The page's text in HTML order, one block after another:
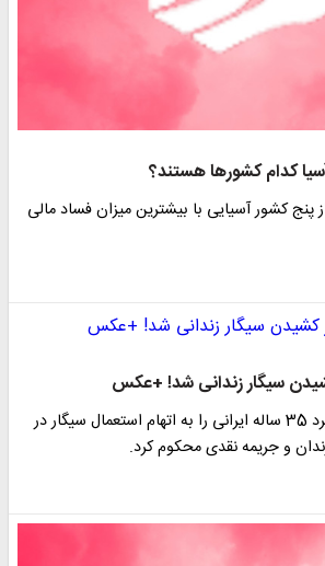
کدام کشورها هستند؟
پنج کشور آسیایی با بیشترین میزان فساد مالی
سیگار زندانی شد! +عکس
دادگاهی در مالزی یک مرد 35 ساله ایرانی را به اتهام استعمال سیگار در
و جریمه نقدی محکوم کرد.